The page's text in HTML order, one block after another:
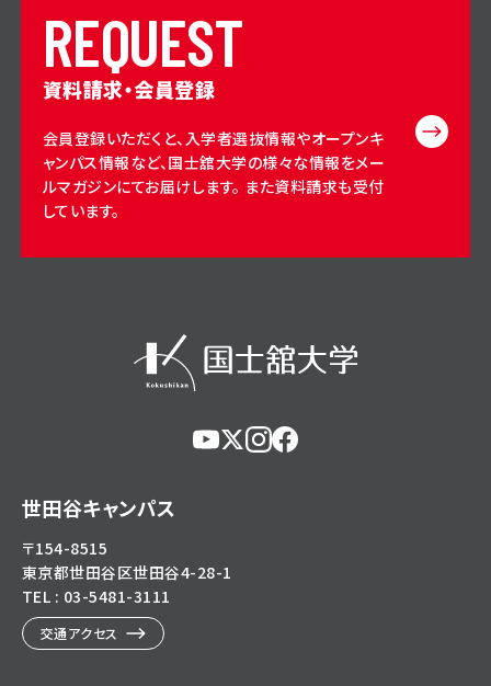
REQUEST
資料請求・会員登録
会員登録いただくと、入学者選抜情報やオープンキ
ャンパス情報など、国士舘大学の様々な情報をメー
ルマガジンにてお届けします。 また資料請求も受付
しています。
世田谷キャンパス
〒154-8515
東京都世田谷区世田谷4-28-1
TEL : 03-5481-3111
交通アクセス